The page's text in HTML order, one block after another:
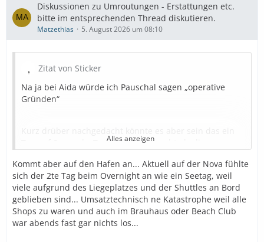
Diskussionen zu Umroutungen - Erstattungen etc.
bitte im entsprechenden Thread diskutieren.
Matzethias 5. August 2026 um 08:10
Zitat von Sticker
Na ja bei Aida würde ich Pauschal sagen „operative
Gründen“
Tag auf See mehr Treibstoff verbraucht als die
Und wenn dann noch der überwiegende Teil der Gäste
AI gebucht hat kostet der Verbrauch an Getränken (und
zusätzlich natürlich auch Verpflegung) am Seetag Aida
auch richtig Geld .
Alles anzeigen
Kommt aber auf den Hafen an... Aktuell auf der Nova fühlte
sich der 2te Tag beim Overnight an wie ein Seetag, weil
viele aufgrund des Liegeplatzes und der Shuttles an Bord
geblieben sind... Umsatztechnisch ne Katastrophe weil alle
Shops zu waren und auch im Brauhaus oder Beach Club
war abends fast gar nichts los...